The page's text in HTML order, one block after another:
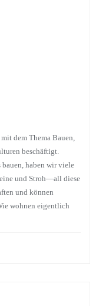
dem Thema Bauen,
beschäftigt.
haben wir viele
und Stroh—all diese
und können
wohnen eigentlich